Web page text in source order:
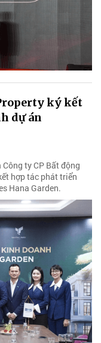
ký kết
dự án
ty CP Bất động
hợp tác phát triển
Hana Garden.